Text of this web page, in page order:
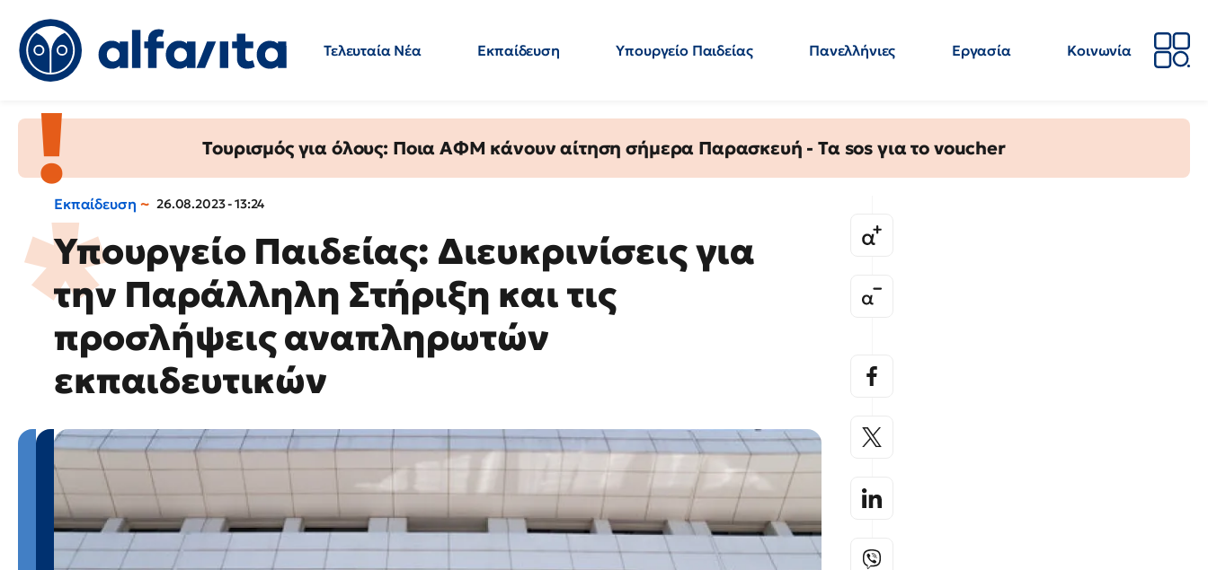
Τελευταία Νέα Εκπαίδευση Υπουργείο Παιδείας Πανελλήνιες Εργασία
Κοινωνία
Τουρισμός για όλους: Ποια ΑΦΜ κάνουν αίτηση σήμερα Παρασκευή - Τα sos για το voucher
Εκπαίδευση 26.08.2023 - 13:24
Υπουργείο Παιδείας: Διευκρινίσεις για
την Παράλληλη Στήριξη και τις
προσλήψεις αναπληρωτών
εκπαιδευτικών